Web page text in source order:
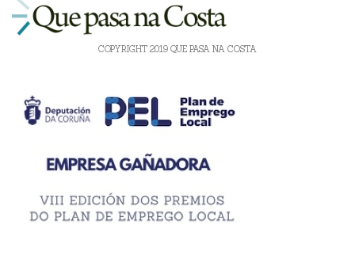
COPYRIGHT 2019 QUE PASA NA COSTA